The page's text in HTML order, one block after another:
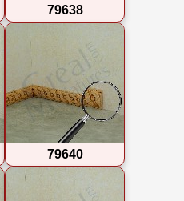
79638
79640